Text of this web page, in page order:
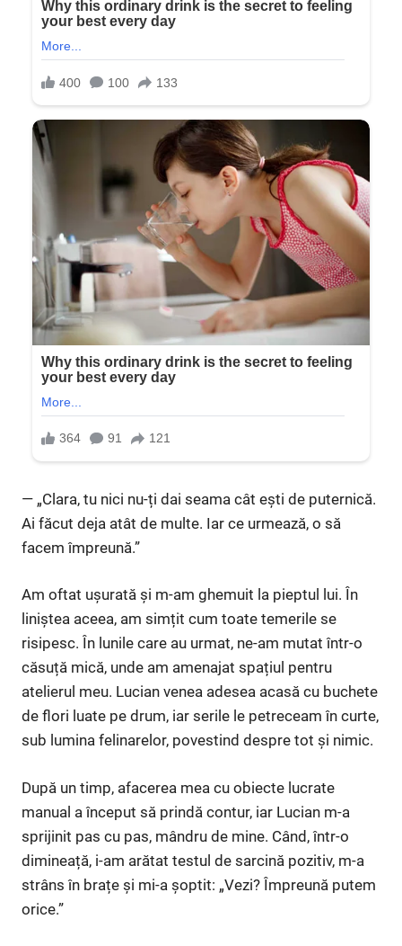
— „Clara, tu nici nu-ți dai seama cât ești de puternică.
Ai făcut deja atât de multe. Iar ce urmează, o să
facem împreună.”
Am oftat ușurată și m-am ghemuit la pieptul lui. În
liniștea aceea, am simțit cum toate temerile se
risipesc. În lunile care au urmat, ne-am mutat într-o
căsuță mică, unde am amenajat spațiul pentru
atelierul meu. Lucian venea adesea acasă cu buchete
de flori luate pe drum, iar serile le petreceam în curte,
sub lumina felinarelor, povestind despre tot și nimic.
După un timp, afacerea mea cu obiecte lucrate
manual a început să prindă contur, iar Lucian m-a
sprijinit pas cu pas, mândru de mine. Când, într-o
dimineață, i-am arătat testul de sarcină pozitiv, m-a
strâns în brațe și mi-a șoptit: „Vezi? Împreună putem
orice.”